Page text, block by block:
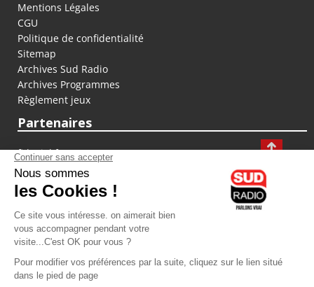
Mentions Légales
CGU
Politique de confidentialité
Sitemap
Archives Sud Radio
Archives Programmes
Règlement jeux
Partenaires
fiducial.fr
lyoncapitale.fr
olympique-et-lyonnais.com
L'application Iphone / Android
Téléchargez l'application